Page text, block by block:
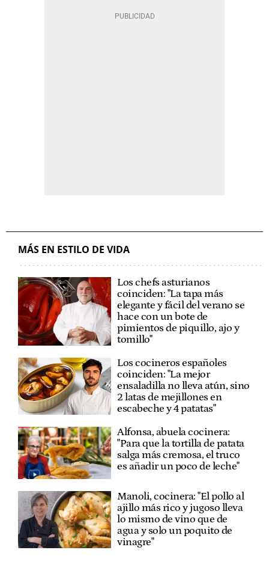
MÁS EN ESTILO DE VIDA
Los chefs asturianos
coinciden: "La tapa más
elegante y fácil del verano se
hace con un bote de
pimientos de piquillo, ajo y
tomillo"
Los cocineros españoles
coinciden: "La mejor
ensaladilla no lleva atún, sino
2 latas de mejillones en
escabeche y 4 patatas"
Alfonsa, abuela cocinera:
"Para que la tortilla de patata
salga más cremosa, el truco
es añadir un poco de leche"
Manoli, cocinera: "El pollo al
ajillo más rico y jugoso lleva
lo mismo de vino que de
agua y solo un poquito de
vinagre"